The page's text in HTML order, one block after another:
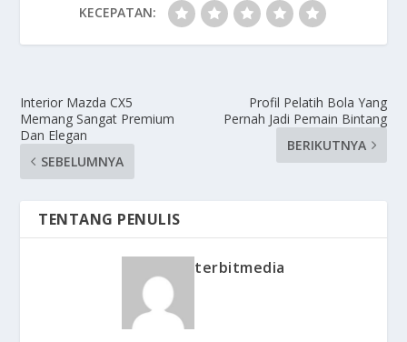
KECEPATAN:
Interior Mazda CX5
Memang Sangat Premium
Dan Elegan
SEBELUMNYA
Profil Pelatih Bola Yang
Pernah Jadi Pemain Bintang
BERIKUTNYA
TENTANG PENULIS
terbitmedia